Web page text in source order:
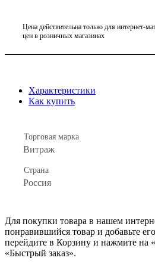
Цена действительна только для интернет-
цен в розничных магазинах
Характеристики
Как купить
Торговая марка
Витраж
Страна
Россия
Для покупки товара в нашем
понравившийся товар и добавьте
перейдите в Корзину и нажмите на
«Быстрый заказ».